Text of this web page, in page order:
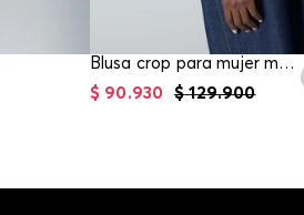
Blusa crop para mujer manga corta
$ 129.900
$ 90.930